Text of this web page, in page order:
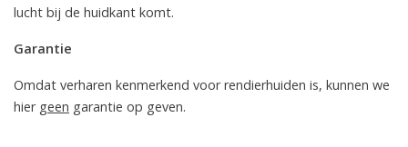
lucht bij de huidkant komt.
Garantie
Omdat verharen kenmerkend voor rendierhuiden is, kunnen we
hier geen garantie op geven.